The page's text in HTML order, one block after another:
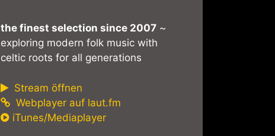
the finest selection since 2007~
exploring modern folk music with
celtic roots for all generations
Stream öffnen
Webplayer auf laut.fm
iTunes/Mediaplayer